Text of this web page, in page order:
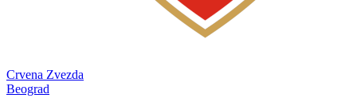
Crvena Zvezda
Beograd